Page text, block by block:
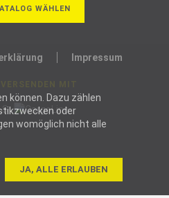
Impressum
können. Dazu zählen
oder
womöglich nicht alle
JA, ALLE ERLAUBEN
WÄHLEN